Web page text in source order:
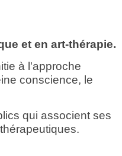
et en art-thérapie.
à l'approche
conscience, le
qui associent ses